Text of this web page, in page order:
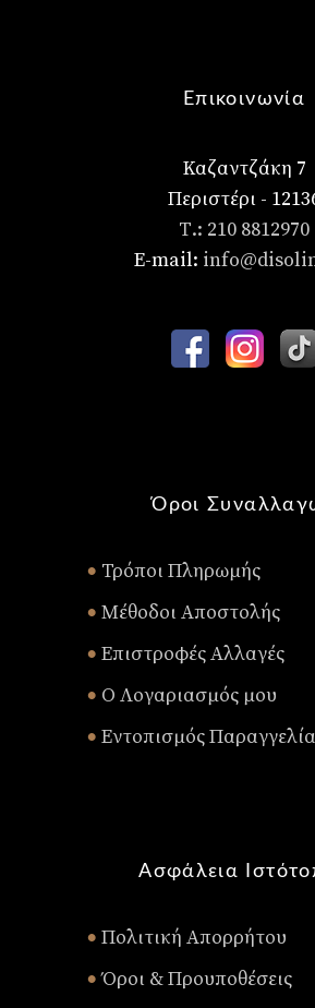
Επικοινωνία
Καζαντζάκη 7
Περιστέρι -
Τ.: 210 8812970
E-mail:
Όροι
• Τρόποι Πληρωμής
• Μέθοδοι Αποστολής
• Επιστροφές Αλλαγές
• Ο Λογαριασμός μου
• Εντοπισμός
Ασφάλεια
• Πολιτική Απορρήτου
• Όροι & Προυποθέσεις